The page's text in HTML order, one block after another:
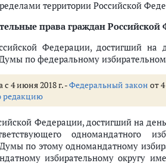
Думы
Федерации, избирательных комиссий
с правом совещательного голоса
комиссиям в реализации их
территории Российской
права граждан
Федерации, достигший на
по федеральному
4 июня 2018 г. -Федеральный закон от
Федерации, достигший на
одномандатного
по этому одномандатному
избирательному округу